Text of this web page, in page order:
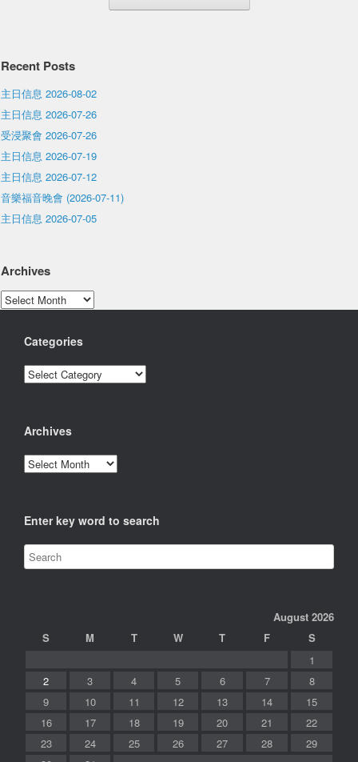
Recent Posts
主日信息 2026-08-02
主日信息 2026-07-26
受浸聚會 2026-07-26
主日信息 2026-07-19
主日信息 2026-07-12
音樂福音晚會 (2026-07-11)
主日信息 2026-07-05
Archives
Archives
Categories
Categories
Archives
Archives
Enter key word to search
August 2026
S
M T W T F
S
1
2
3 4 5 6 7
8
9
10 11 12 13 14
15
16
17 18 19 20 21
22
23
24 25 26 27 28
29